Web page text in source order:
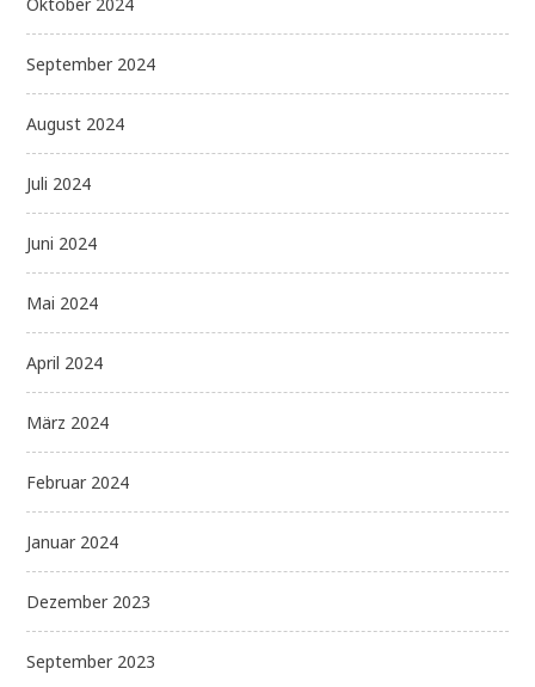
Oktober 2024
September 2024
August 2024
Juli 2024
Juni 2024
Mai 2024
April 2024
März 2024
Februar 2024
Januar 2024
Dezember 2023
September 2023